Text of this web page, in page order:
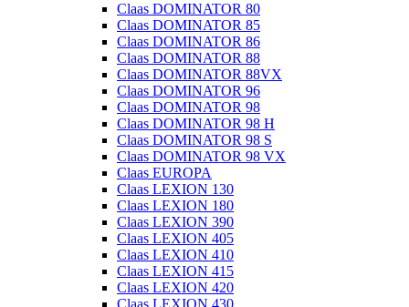
Claas DOMINATOR 80
Claas DOMINATOR 85
Claas DOMINATOR 86
Claas DOMINATOR 88
Claas DOMINATOR 88VX
Claas DOMINATOR 96
Claas DOMINATOR 98
Claas DOMINATOR 98 H
Claas DOMINATOR 98 S
Claas DOMINATOR 98 VX
Claas EUROPA
Claas LEXION 130
Claas LEXION 180
Claas LEXION 390
Claas LEXION 405
Claas LEXION 410
Claas LEXION 415
Claas LEXION 420
Claas LEXION 430